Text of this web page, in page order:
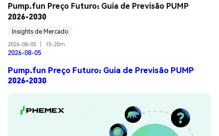
Pump.fun Preço Futuro: Guia de Previsão PUMP
2026-2030
Insights de Mercado
2026-08-05
15-20m
2026-08-05
Pump.fun Preço Futuro: Guia de Previsão PUMP
2026-2030